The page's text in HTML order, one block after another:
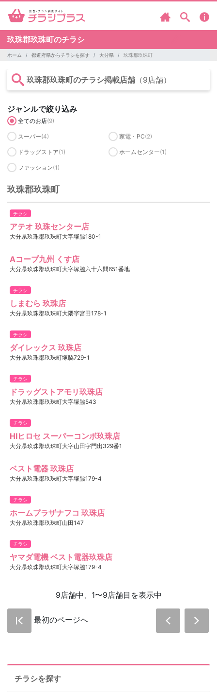
玖珠郡玖珠町のチラシ
ホーム 都道府県からチラシを探す 大分県 玖珠郡玖珠町
玖珠郡玖珠町のチラシ掲載店舗 （9店舗）
ジャンルで絞り込み
全てのお店(9)
スーパー(4) 家電・PC(2)
ドラッグストア(1) ホームセンター(1)
ファッション(1)
玖珠郡玖珠町
チラシ
アテオ 玖珠センター店
大分県玖珠郡玖珠町大字塚脇180-1
Aコープ九州 くす店
大分県玖珠郡玖珠町大字塚脇六十六間651番地
チラシ
しまむら 玖珠店
大分県玖珠郡玖珠町大隈字宮田178-1
チラシ
ダイレックス 玖珠店
大分県玖珠郡玖珠町塚脇729-1
チラシ
ドラッグストアモリ玖珠店
大分県玖珠郡玖珠町大字塚脇543
チラシ
HIヒロセ スーパーコンボ玖珠店
大分県玖珠郡玖珠町大字山田字門出329番1
ベスト電器 玖珠店
大分県玖珠郡玖珠町大字塚脇179-4
チラシ
ホームプラザナフコ 玖珠店
大分県玖珠郡玖珠町山田147
チラシ
ヤマダ電機 ベスト電器玖珠店
大分県玖珠郡玖珠町大字塚脇179-4
9店舗中、1〜9店舗目を表示中
最初のページへ
チラシを探す